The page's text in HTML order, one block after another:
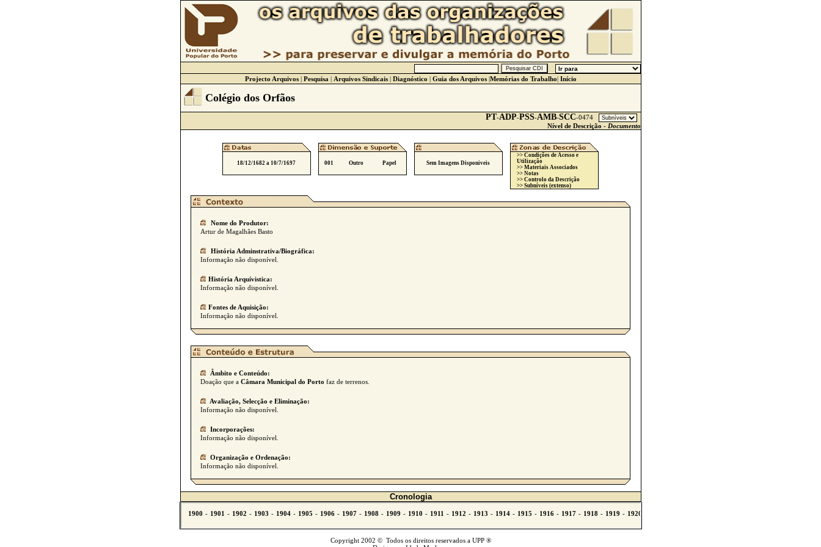
Projecto Arquivos| Pesquisa | Arquivos Sindicais| Diagnóstico | Guia dos Arquivos|Memórias do Trabalho| Início
Colégio dos Orfãos
PT-ADP-PSS-AMB-SCC-0474
Nível de Descrição - Documento
18/12/1682 a 10/7/1697 001 Outro Papel Sem Imagens Disponiveis
>> Condições de Acesso e
Utilização
>> Materiais Associados
>> Notas
>> Controlo da Descrição
>> Subníveis (extenso)
Nome do Produtor:
Artur de Magalhães Basto
História Adminstrativa/Biográfica:
Informação não disponível.
História Arquívistica:
Informação não disponível.
Fontes de Aquisição:
Informação não disponível.
Âmbito e Conteúdo:
Doação que a Câmara Municipal do Porto faz de terrenos.
Avaliação, Selecção e Eliminação:
Informação não disponível.
Incorporações:
Informação não disponível.
Organização e Ordenação:
Informação não disponível.
Cronologia
Copyright 2002 © Todos os direitos reservados a UPP ®